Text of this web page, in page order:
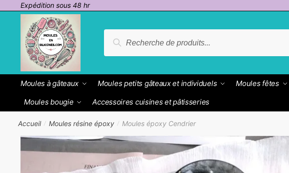
Passer
navigation
contenu
Expédition sous 48 hr
pour :
Recherche
Moules à gâteaux Moules petits gâteaux et individuels Moules fêtes
Moules bougie
Accessoires cuisines et pâtisseries
Accueil / Moules résine époxy / Moules époxy Cendrier